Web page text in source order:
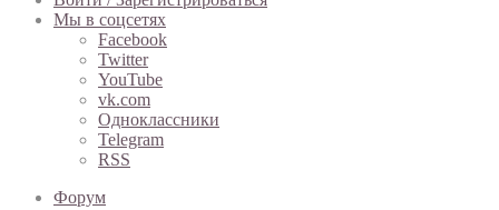
Мы в соцсетях
Facebook
Twitter
YouTube
vk.com
Одноклассники
Telegram
RSS
Форум